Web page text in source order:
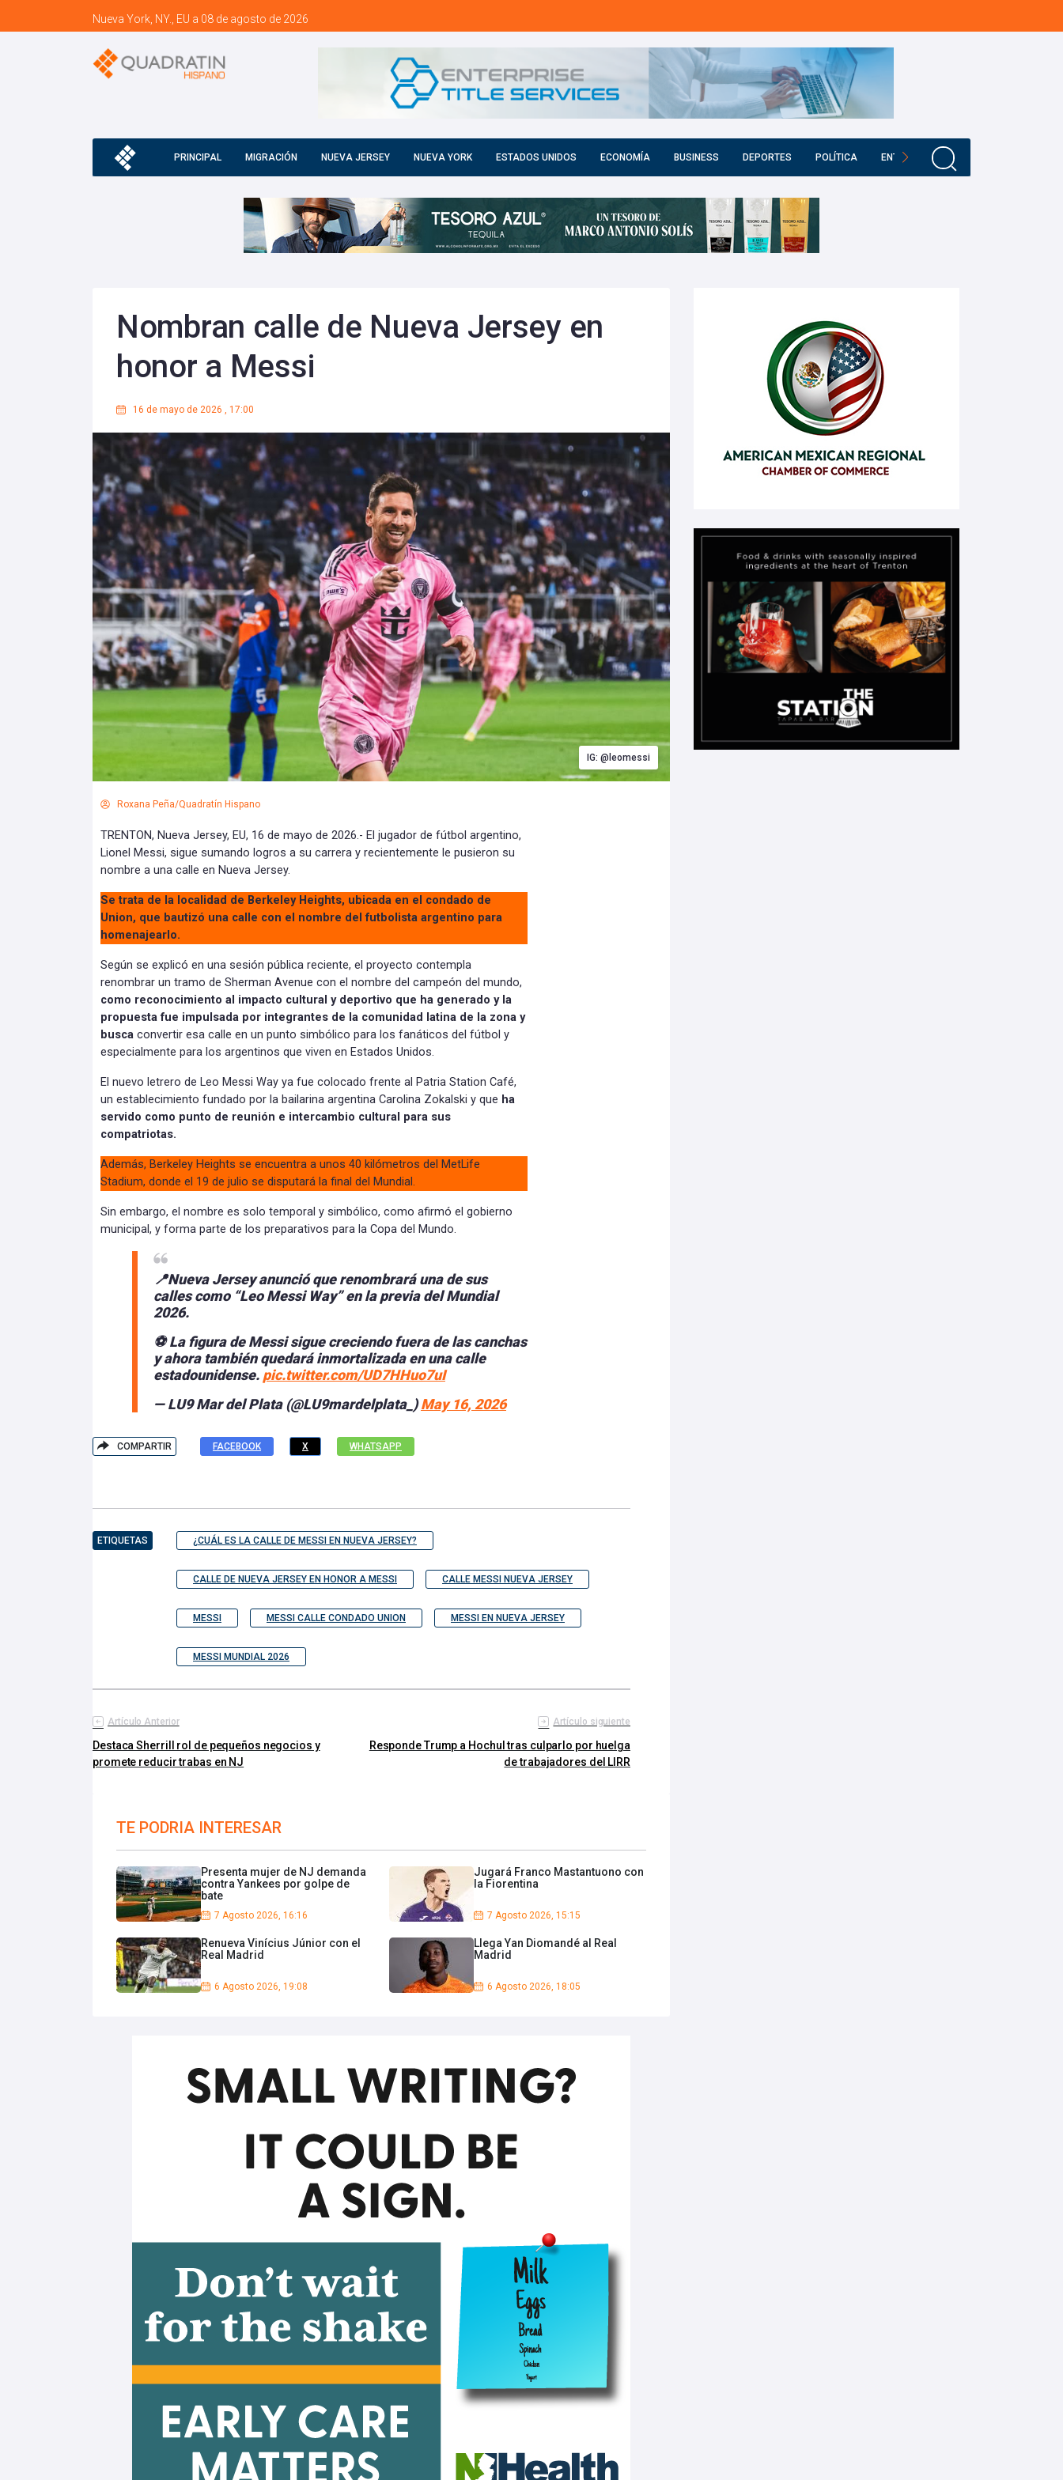
Nueva York, NY., EU a 08 de agosto de 2026
PRINCIPAL MIGRACIÓN NUEVA JERSEY NUEVA YORK ESTADOS UNIDOS ECONOMÍA BUSINESS DEPORTES POLÍTICA ENTRETENIMIENTO
Nombran calle de Nueva Jersey en
honor a Messi
16 de mayo de 2026 , 17:00
IG: @leomessi
Roxana Peña/Quadratín Hispano
TRENTON, Nueva Jersey, EU, 16 de mayo de 2026.- El jugador de fútbol argentino,
Lionel Messi, sigue sumando logros a su carrera y recientemente le pusieron su
nombre a una calle en Nueva Jersey.
Se trata de la localidad de Berkeley Heights, ubicada en el condado de
Union, que bautizó una calle con el nombre del futbolista argentino para
homenajearlo.
Según se explicó en una sesión pública reciente, el proyecto contempla
renombrar un tramo de Sherman Avenue con el nombre del campeón del mundo,
como reconocimiento al impacto cultural y deportivo que ha generado y la
propuesta fue impulsada por integrantes de la comunidad latina de la zona y
busca convertir esa calle en un punto simbólico para los fanáticos del fútbol y
especialmente para los argentinos que viven en Estados Unidos.
El nuevo letrero de Leo Messi Way ya fue colocado frente al Patria Station Café,
un establecimiento fundado por la bailarina argentina Carolina Zokalski y que ha
servido como punto de reunión e intercambio cultural para sus
compatriotas.
Además, Berkeley Heights se encuentra a unos 40 kilómetros del MetLife
Stadium, donde el 19 de julio se disputará la final del Mundial.
Sin embargo, el nombre es solo temporal y simbólico, como afirmó el gobierno
municipal, y forma parte de los preparativos para la Copa del Mundo.
📍Nueva Jersey anunció que renombrará una de sus
calles como “Leo Messi Way” en la previa del Mundial
2026.
⚽ La figura de Messi sigue creciendo fuera de las canchas
y ahora también quedará inmortalizada en una calle
estadounidense. pic.twitter.com/UD7HHuo7uI
— LU9 Mar del Plata (@LU9mardelplata_)May 16, 2026
COMPARTIR FACEBOOK X WHATSAPP
ETIQUETAS ¿CUÁL ES LA CALLE DE MESSI EN NUEVA JERSEY?
CALLE DE NUEVA JERSEY EN HONOR A MESSI CALLE MESSI NUEVA JERSEY
MESSI MESSI CALLE CONDADO UNION MESSI EN NUEVA JERSEY
MESSI MUNDIAL 2026
Artículo Anterior
Destaca Sherrill rol de pequeños negocios y
promete reducir trabas en NJ
Artículo siguiente
Responde Trump a Hochul tras culparlo por huelga
de trabajadores del LIRR
TE PODRIA INTERESAR
Presenta mujer de NJ demanda
contra Yankees por golpe de
bate
7 Agosto 2026, 16:16
Jugará Franco Mastantuono con
la Fiorentina
7 Agosto 2026, 15:15
Renueva Vinícius Júnior con el
Real Madrid
6 Agosto 2026, 19:08
Llega Yan Diomandé al Real
Madrid
6 Agosto 2026, 18:05